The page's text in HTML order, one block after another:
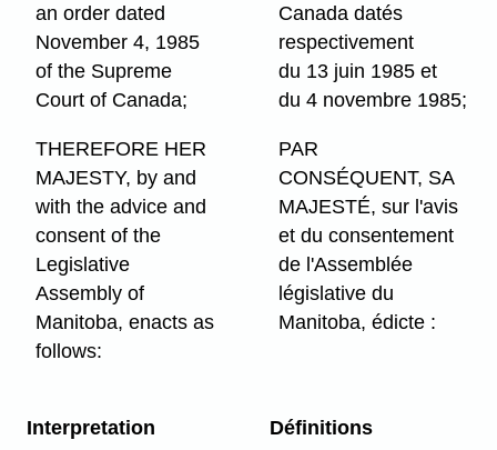
an order dated
November 4, 1985
of the Supreme
Court of Canada;
Canada datés
respectivement
du 13 juin 1985 et
du 4 novembre 1985;
THEREFORE HER
MAJESTY, by and
with the advice and
consent of the
Legislative
Assembly of
Manitoba, enacts as
follows:
PAR
CONSÉQUENT, SA
MAJESTÉ, sur l'avis
et du consentement
de l'Assemblée
législative du
Manitoba, édicte :
Interpretation
Définitions